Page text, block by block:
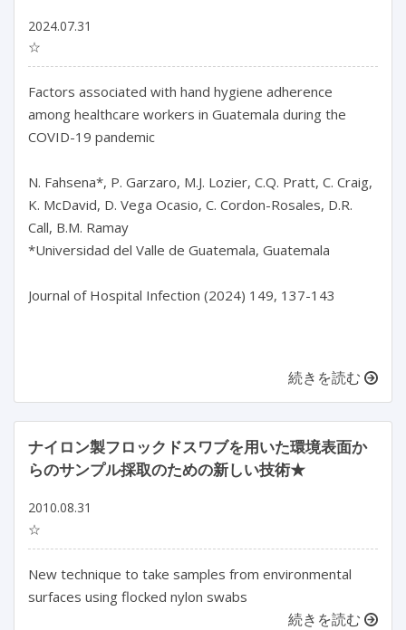
2024.07.31
☆
Factors associated with hand hygiene adherence
among healthcare workers in Guatemala during the
COVID-19 pandemic
N. Fahsena*, P. Garzaro, M.J. Lozier, C.Q. Pratt, C. Craig,
K. McDavid, D. Vega Ocasio, C. Cordon-Rosales, D.R.
Call, B.M. Ramay
*Universidad del Valle de Guatemala, Guatemala
Journal of Hospital Infection (2024) 149, 137-143
続きを読む
ナイロン製フロックドスワブを用いた環境表面か
らのサンプル採取のための新しい技術★
2010.08.31
☆
New technique to take samples from environmental
surfaces using flocked nylon swabs
続きを読む